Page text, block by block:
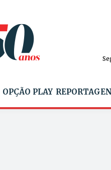
OPÇÃO PLAY